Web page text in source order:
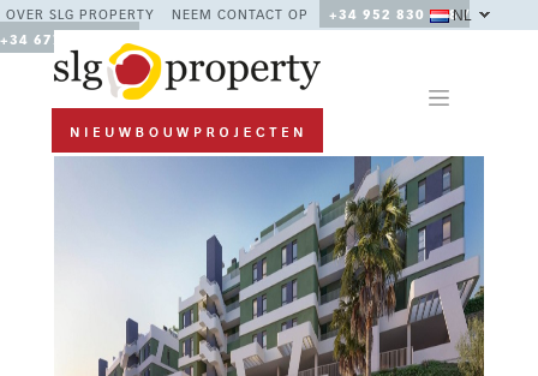
OVER SLG PROPERTY NEEM CONTACT OP
+34 952 830 378 /
+34 677 670 480
NL